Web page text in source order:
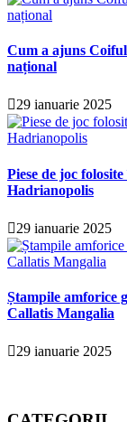
Cum a ajuns
național
29 ianuarie 2025
Piese de joc
Hadrianopolis
29 ianuarie 2025
Ștampile amforice
Callatis Mangalia
29 ianuarie 2025